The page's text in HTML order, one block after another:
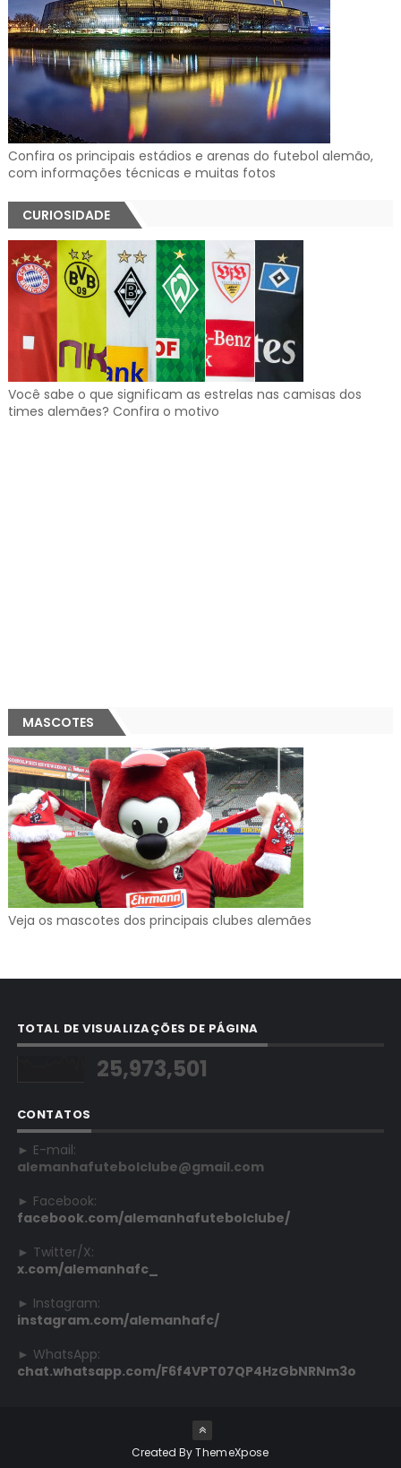
Confira os principais estádios e arenas do futebol alemão,
com informações técnicas e muitas fotos
CURIOSIDADE
Você sabe o que significam as estrelas nas camisas dos
times alemães? Confira o motivo
MASCOTES
Veja os mascotes dos principais clubes alemães
TOTAL DE VISUALIZAÇÕES DE PÁGINA
25,973,501
CONTATOS
► E-mail:
alemanhafutebolclube@gmail.com
► Facebook:
facebook.com/alemanhafutebolclube/
► Twitter/X:
x.com/alemanhafc_
► Instagram:
instagram.com/alemanhafc/
► WhatsApp:
chat.whatsapp.com/F6f4VPT07QP4HzGbNRNm3o
Created ByThemeXpose